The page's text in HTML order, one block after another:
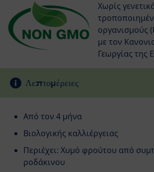
Χωρίς
οργανισμούς
με τον
Γεωργίας της
Λεπτομέρειες
Από τον 4 μήνα
Βιολογικής καλλιέργειας
Περιέχει: Xυμό φρούτου από
ροδάκινου